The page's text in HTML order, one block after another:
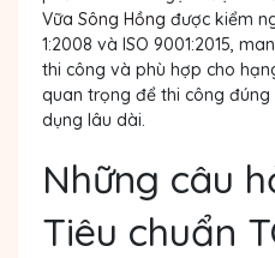
Vữa Sông Hồng được kiểm
1:2008 và ISO 9001:2015,
thi công và phù hợp cho
quan trọng để thi công
dụng lâu dài.
Những câu
Tiêu chuẩn